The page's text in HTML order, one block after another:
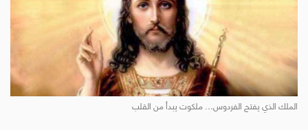
الملك الذي يفتح الفردوس… ملكوت يبدأ من القلب